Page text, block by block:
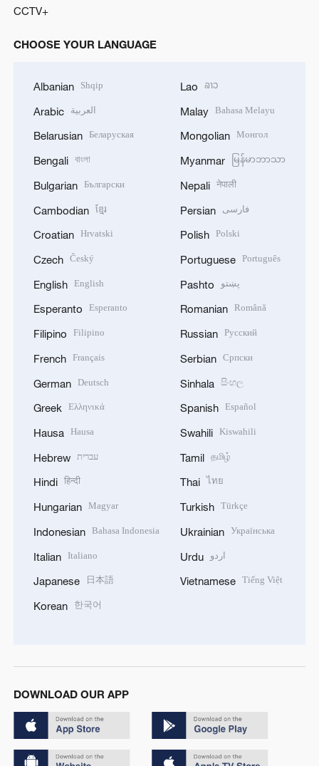
CCTV+
CHOOSE YOUR LANGUAGE
Albanian Shqip
Arabic العربية
Belarusian Беларуская
Bengali বাংলা
Bulgarian Български
Cambodian ខ្មែរ
Croatian Hrvatski
Czech Český
English English
Esperanto Esperanto
Filipino Filipino
French Français
German Deutsch
Greek Ελληνικά
Hausa Hausa
Hebrew עברית
Hindi हिन्दी
Hungarian Magyar
Indonesian Bahasa Indonesia
Italian Italiano
Japanese 日本語
Korean 한국어
Lao ລາວ
Malay Bahasa Melayu
Mongolian Монгол
Myanmar မြန်မာဘာသာ
Nepali नेपाली
Persian فارسی
Polish Polski
Portuguese Português
Pashto پښتو
Romanian Română
Russian Русский
Serbian Српски
Sinhala සිංහල
Spanish Español
Swahili Kiswahili
Tamil தமிழ்
Thai ไทย
Turkish Türkçe
Ukrainian Українська
Urdu اردو
Vietnamese Tiếng Việt
DOWNLOAD OUR APP